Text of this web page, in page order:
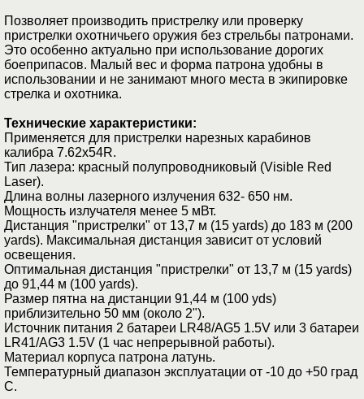
Позволяет производить пристрелку или проверку
пристрелки охотничьего оружия без стрельбы патронами.
Это особенно актуально при использование дорогих
боеприпасов. Малый вес и форма патрона удобны в
использовании и не занимают много места в экипировке
стрелка и охотника.
Технические характеристики:
Применяется для пристрелки нарезных карабинов
калибра 7.62х54R.
Тип лазера: красный полупроводниковый (Visible Red
Laser).
Длина волны лазерного излучения 632- 650 нм.
Мощность излучателя менее 5 мВт.
Дистанция "пристрелки" от 13,7 м (15 yards) до 183 м (200
yards). Максимальная дистанция зависит от условий
освещения.
Оптимальная дистанция "пристрелки" от 13,7 м (15 yards)
до 91,44 м (100 yards).
Размер пятна на дистанции 91,44 м (100 yds)
приблизительно 50 мм (около 2").
Источник питания 2 батареи LR48/AG5 1.5V или 3 батареи
LR41/AG3 1.5V (1 час непрерывной работы).
Материал корпуса патрона латунь.
Температурный диапазон эксплуатации от -10 до +50 град
C.